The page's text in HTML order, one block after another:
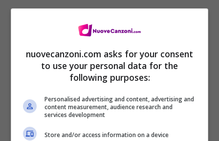
nuovecanzoni.com asks for your consent
to use your personal data for the
following purposes:
Personalised advertising and content, advertising and
content measurement, audience research and
services development
Store and/or access information on a device